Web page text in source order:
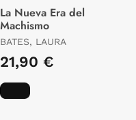
La Nueva Era del
Machismo
BATES, LAURA
21,90 €